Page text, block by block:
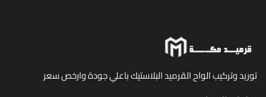
توريد وتركيب الواح القرميد البلاستيك باعلي جودة وارخص سعر